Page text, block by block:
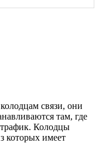
связи, они
там, где
Колодцы
которых имеет